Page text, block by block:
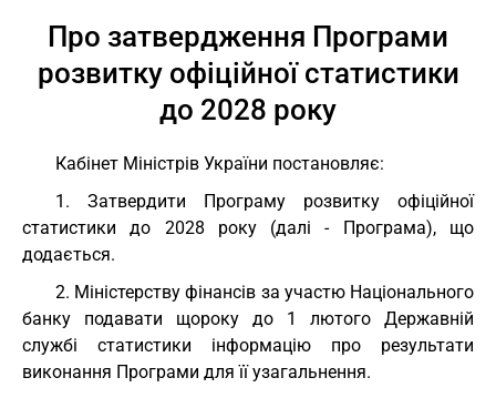
Про затвердження Програми
розвитку офіційної статистики
до 2028 року
Кабінет Міністрів України постановляє:
1. Затвердити Програму розвитку офіційної
статистики до 2028 року (далі - Програма), що
додається.
2. Міністерству фінансів за участю Національного
банку подавати щороку до 1 лютого Державній
службі статистики інформацію про результати
виконання Програми для її узагальнення.